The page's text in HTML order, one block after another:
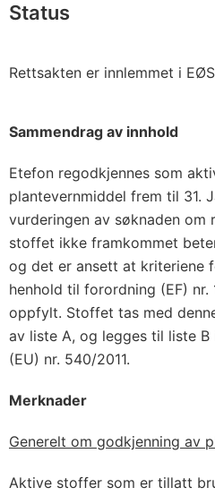
Status
Rettsakten er innlemmet i
Sammendrag av innhold
Etefon regodkjennes som
plantevernmiddel frem til 31.
vurderingen av søknaden om
stoffet ikke framkommet
og det er ansett at kriteriene
henhold til forordning (EF) nr.
oppfylt. Stoffet tas med
av liste A, og legges til liste
(EU) nr. 540/2011.
Merknader
Generelt om godkjenning av
Aktive stoffer som er tillatt